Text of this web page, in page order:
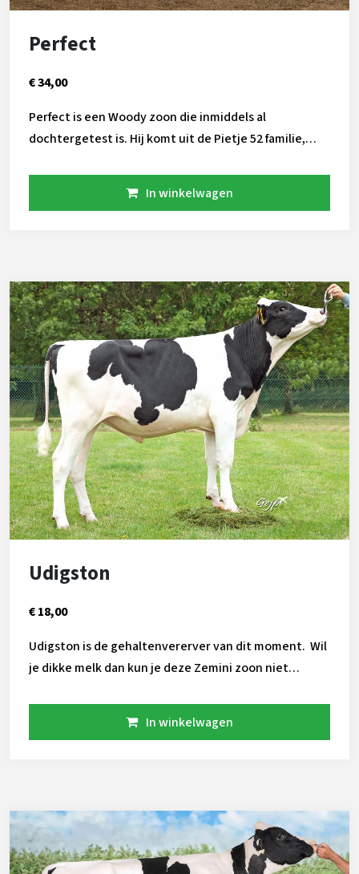
Perfect
€ 34,00
Perfect is een Woody zoon die inmiddels al
dochtergetest is. Hij komt uit de Pietje 52 familie,
In winkelwagen
Udigston
€ 18,00
Udigston is de gehaltenvererver van dit moment. Wil
je dikke melk dan kun je deze Zemini zoon niet
In winkelwagen